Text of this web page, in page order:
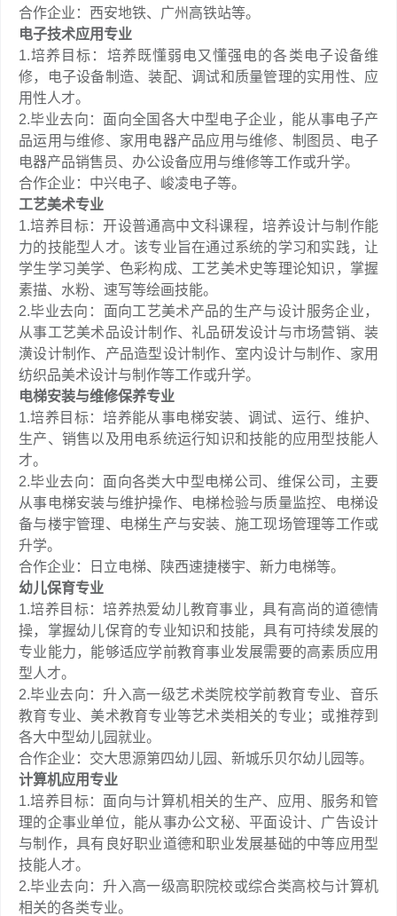
合作企业：西安地铁、广州高铁站等。
电子技术应用专业
1.培养目标：培养既懂弱电又懂强电的各类电子设备维
修，电子设备制造、装配、调试和质量管理的实用性、应
用性人才。
2.毕业去向：面向全国各大中型电子企业，能从事电子产
品运用与维修、家用电器产品应用与维修、制图员、电子
电器产品销售员、办公设备应用与维修等工作或升学。
合作企业：中兴电子、峻凌电子等。
工艺美术专业
1.培养目标：开设普通高中文科课程，培养设计与制作能
力的技能型人才。该专业旨在通过系统的学习和实践，让
学生学习美学、色彩构成、工艺美术史等理论知识，掌握
素描、水粉、速写等绘画技能。
2.毕业去向‌：面向工艺美术产品的生产与设计服务企业，
从事工艺美术品设计制作、礼品研发设计与市场营销、装
潢设计制作、产品造型设计制作、室内设计与制作、家用
纺织品美术设计与制作等工作或升学。
电梯安装与维修保养专业
1.培养目标：培养能从事电梯安装、调试、运行、维护、
生产、销售以及用电系统运行知识和技能的应用型技能人
才。
2.毕业去向：面向各类大中型电梯公司、维保公司，主要
从事电梯安装与维护操作、电梯检验与质量监控、电梯设
备与楼宇管理、电梯生产与安装、施工现场管理等工作或
升学。
合作企业：日立电梯、陕西速捷楼宇、新力电梯等。
幼儿保育专业
1.培养目标：培养热爱幼儿教育事业，具有高尚的道德情
操，掌握幼儿保育的专业知识和技能，具有可持续发展的
专业能力，能够适应学前教育事业发展需要的高素质应用
型人才。
2.毕业去向：升入高一级艺术类院校学前教育专业、音乐
教育专业、美术教育专业等艺术类相关的专业；或推荐到
各大中型幼儿园就业。
合作企业：交大思源第四幼儿园、新城乐贝尔幼儿园等。
计算机应用专业
1.培养目标：面向与计算机相关的生产、应用、服务和管
理的企事业单位，能从事办公文秘、平面设计、广告设计
与制作，具有良好职业道德和职业发展基础的中等应用型
技能人才。
2.毕业去向：升入高一级高职院校或综合类高校与计算机
相关的各类专业。